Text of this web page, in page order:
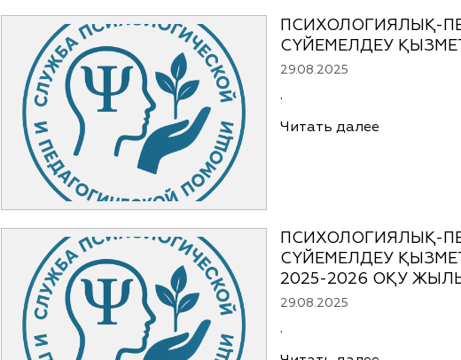
ПСИХОЛОГИЯЛЫҚ-
СҮЙЕМЕЛДЕУ
29.08.2025
.
Читать далее
ПСИХОЛОГИЯЛЫҚ-
СҮЙЕМЕЛДЕУ
2025-2026 ОҚУ
29.08.2025
.